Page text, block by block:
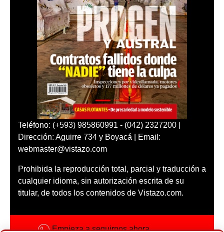
Teléfono: (+593) 985860991 - (042) 2327200 |
Dirección: Aguirre 734 y Boyacá | Email:
webmaster@vistazo.com
Prohibida la reproducción total, parcial y traducción a
cualquier idioma, sin autorización escrita de su
titular, de todos los contenidos de Vistazo.com.
Empieza a seguirnos ahora